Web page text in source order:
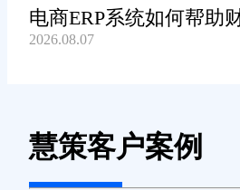
电商ERP系统如何帮助
账工作效率?
2026.08.07
慧策客户案例